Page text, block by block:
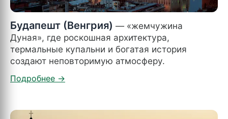
Будапешт (Венгрия) — «жемчужина
Дуная», где роскошная архитектура,
термальные купальни и богатая история
создают неповторимую атмосферу.